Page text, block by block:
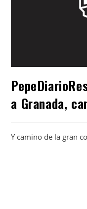
a Granada,
Y camino de la gran